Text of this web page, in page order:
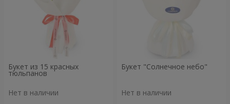
Букет из 15 красных
тюльпанов
Нет в наличии
Букет "Солнечное небо"
Нет в наличии